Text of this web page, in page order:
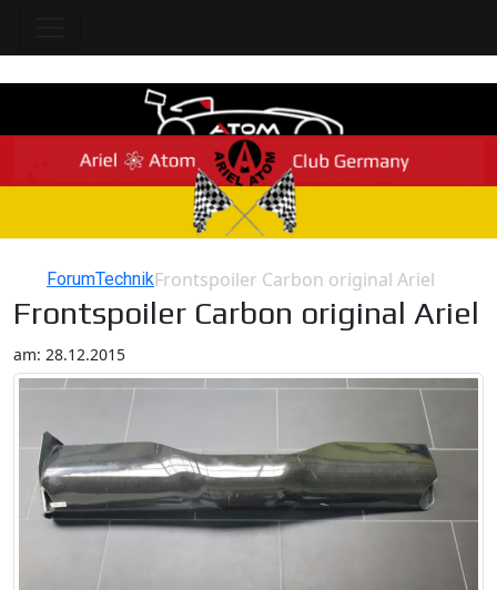
ForumTechnikFrontspoiler Carbon original Ariel
Frontspoiler Carbon original Ariel
am: 28.12.2015